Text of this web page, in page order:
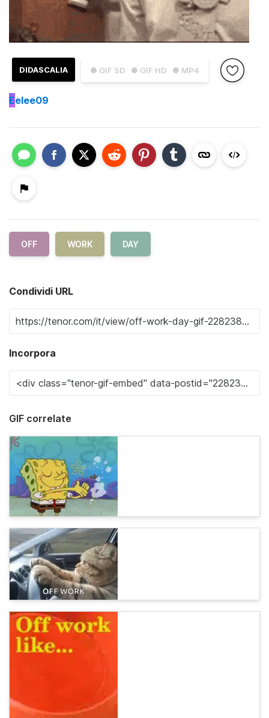
● GIF SD ● GIF HD ● MP4
DIDASCALIA
Eelee09
OFF WORK DAY
Condividi URL
Incorpora
GIF correlate